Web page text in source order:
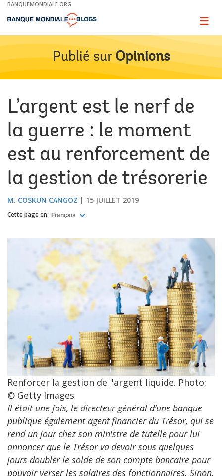
Skip
Main
BANQUEMONDIALE.ORG
Page
Publié sur Opinions
L’argent est le nerf de
la guerre : le moment
est au renforcement de
la gestion de trésorerie
M. COSKUN CANGOZ 15 JUILLET 2019
Cette page en: Français
Renforcer la gestion de l'argent liquide. Photo:
© Getty Images
Il était une fois, le directeur général d’une banque
publique également agent financier du Trésor, qui se
rend un jour chez son ministre de tutelle pour lui
annoncer que le Trésor va devoir sous quelques
jours doubler le solde de son compte bancaire pour
pouvoir verser les salaires des fonctionnaires. Sinon,